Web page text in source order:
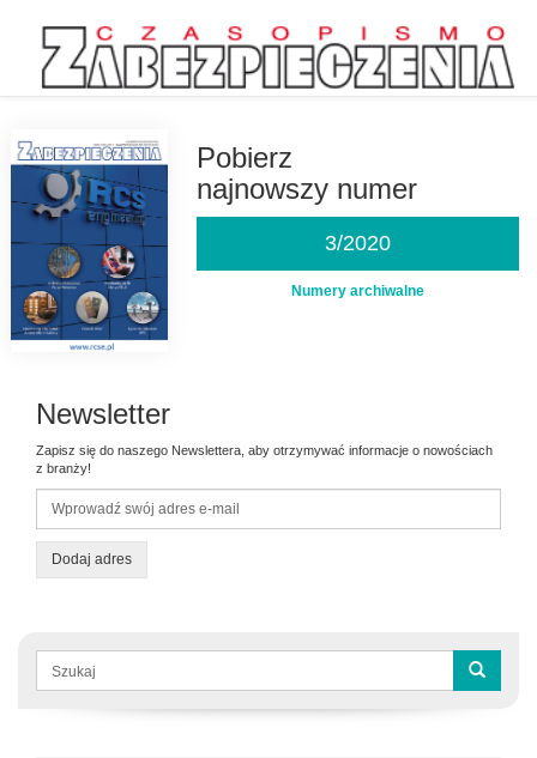
Przejdź
Pobierz
najnowszy numer
3/2020
Numery archiwalne
Newsletter
Zapisz się do naszego Newslettera, aby otrzymywać informacje o nowościach
z branży!
Dodaj adres
Formularz
wyszukiwania